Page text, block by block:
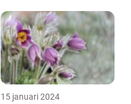
15 januari 2024